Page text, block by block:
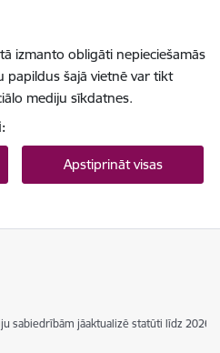
izmanto obligāti nepieciešamās
papildus šajā vietnē var tikt
mediju sīkdatnes.
Apstiprināt visas
sabiedrībām jāaktualizē statūti līdz 2026.